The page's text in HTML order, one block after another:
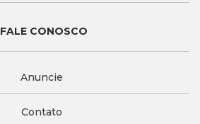
FALE CONOSCO
Anuncie
Contato